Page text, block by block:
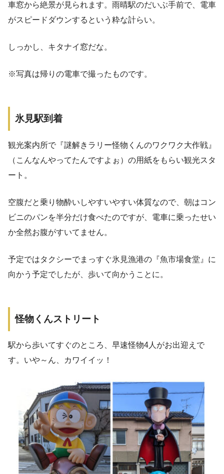
車窓から絶景が見られます。雨晴駅のだいぶ手前で、電車
がスピードダウンするという粋な計らい。
しっかし、キタナイ窓だな。
※写真は帰りの電車で撮ったものです。
氷見駅到着
観光案内所で『謎解きラリー怪物くんのワクワク大作戦』
（こんなんやってたんですよぉ）の用紙をもらい観光スタ
ート。
空腹だと乗り物酔いしやすいやすい体質なので、朝はコン
ビニのパンを半分だけ食べたのですが、電車に乗ったせい
か全然お腹がすいてません。
予定ではタクシーでまっすぐ氷見漁港の『魚市場食堂』に
向かう予定でしたが、歩いて向かうことに。
怪物くんストリート
駅から歩いてすぐのところ、早速怪物4人がお出迎えで
す。いや～ん、カワイイッ！